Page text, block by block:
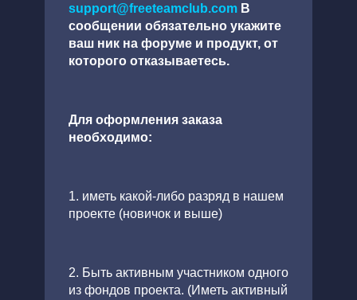
support@freeteamclub.com В
сообщении обязательно укажите
ваш ник на форуме и продукт, от
которого отказываетесь.
Для оформления заказа
необходимо:
1. иметь какой-либо разряд в нашем
проекте (новичок и выше)
2. Быть активным участником одного
из фондов проекта. (Иметь активный